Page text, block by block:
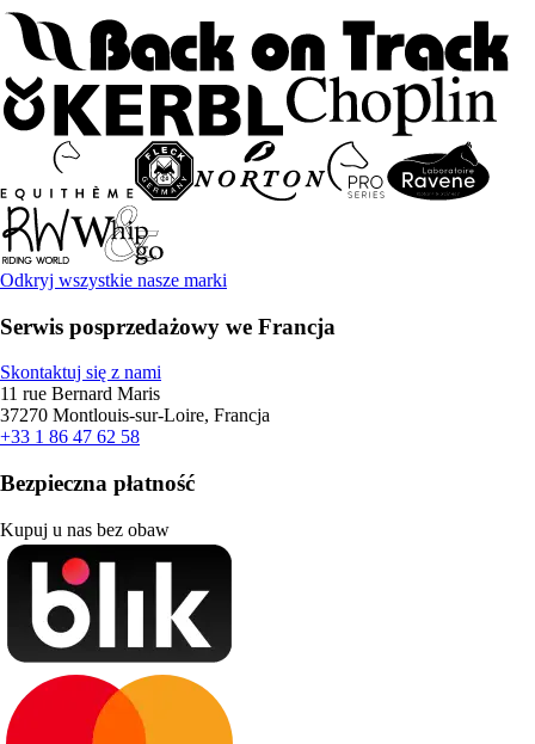
Odkryj wszystkie nasze marki
Serwis posprzedażowy we Francja
Skontaktuj się z nami
11 rue Bernard Maris
37270 Montlouis-sur-Loire, Francja
+33 1 86 47 62 58
Bezpieczna płatność
Kupuj u nas bez obaw